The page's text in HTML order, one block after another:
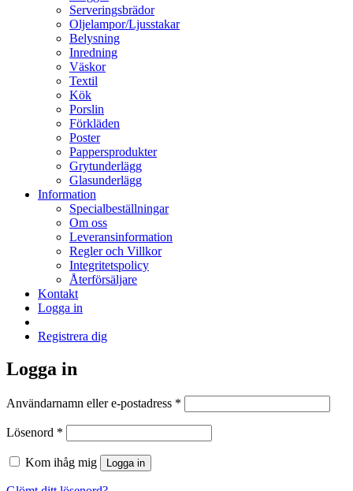
Serveringsbrädor
Oljelampor/Ljusstakar
Belysning
Inredning
Väskor
Textil
Kök
Porslin
Förkläden
Poster
Pappersprodukter
Grytunderlägg
Glasunderlägg
Information
Specialbeställningar
Om oss
Leveransinformation
Regler och Villkor
Integritetspolicy
Återförsäljare
Kontakt
Logga in
Registrera dig
Logga in
Användarnamn eller e-postadress *
Lösenord *
Kom ihåg mig Logga in